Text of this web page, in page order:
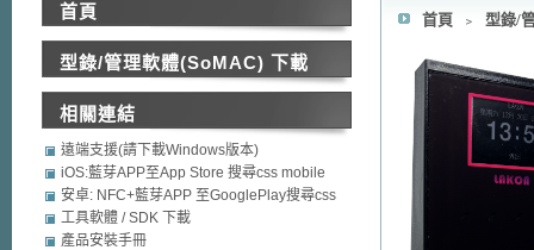
首頁 ﹥ 型錄/
首頁
型錄/管理軟體(SoMAC) 下載
相關連結
遠端支援(請下載Windows版本)
iOS:藍芽APP至App Store 搜尋css mobile
security
安卓: NFC+藍芽APP 至GooglePlay搜尋css
mobile security
工具軟體 / SDK 下載
產品安裝手冊